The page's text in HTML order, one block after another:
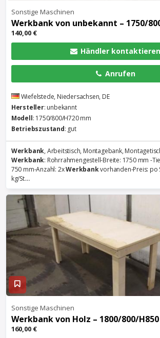
Sonstige Maschinen
Werkbankvon unbekannt – 1750/
140,00 €
Händler kontaktieren
Anrufen
Wiefelstede, Niedersachsen, DE
Hersteller: unbekannt
Modell: 1750/800/H720 mm
Betriebszustand: gut
Werkbank, Arbeitstisch, Montagebank,
Werkbank: Rohrrahmengestell-Breite: 1750 mm -
750 mm-Anzahl: 2xWerkbankvorhanden-Preis: po
kg/St....
Sonstige Maschinen
Werkbankvon Holz – 1800/800/
160,00 €